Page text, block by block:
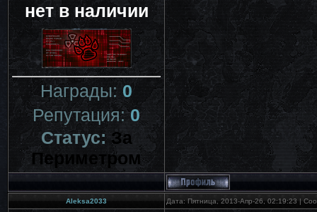
нет в наличии
Награды:0
Репутация:0
Статус:За
Периметром
Aleksa2033 Дата: Пятница, 2013-Апр-26, 02:19:23 |